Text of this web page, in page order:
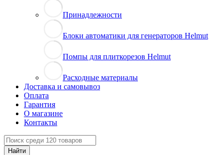
Принадлежности
Блоки автоматики для генераторов Helmut
Помпы для плиткорезов Helmut
Расходные материалы
Доставка и самовывоз
Оплата
Гарантия
О магазине
Контакты
Найти